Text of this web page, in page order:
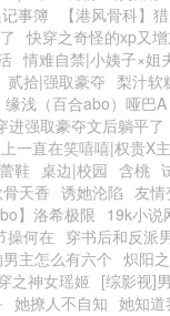
事簿 【港风骨科】
快穿之奇怪的xp又
情难自禁|小姨子×姐
贰拾|强取豪夺 梨汁软
缘浅（百合abo）哑巴A
进强取豪夺文后躺平了
一直在笑嘻嘻|权贵X
鞋 桌边|校园 含桃
天香 诱她沦陷 友情
】洛希极限 19k小说
操何在 穿书后和反派
主怎么有六个 炽阳
之神女瑶姬 [综影视]
她撩人不自知 她知